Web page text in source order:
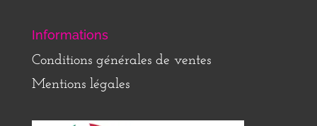
Informations
Conditions générales de ventes
Mentions légales